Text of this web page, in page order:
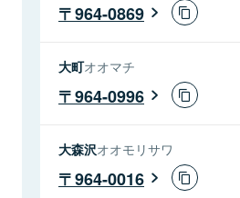
964-0869
大町オオマチ
964-0996
大森沢オオモリサワ
964-0016